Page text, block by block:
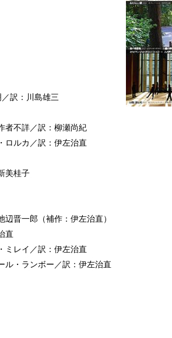
訳：川島雄三
者不詳／訳：柳瀬尚紀
ロルカ／訳：伊左治直
美桂子
晋一郎（補作：伊左治直）
直
ミレイ／訳：伊左治直
ル・ランボー／訳：伊左治直